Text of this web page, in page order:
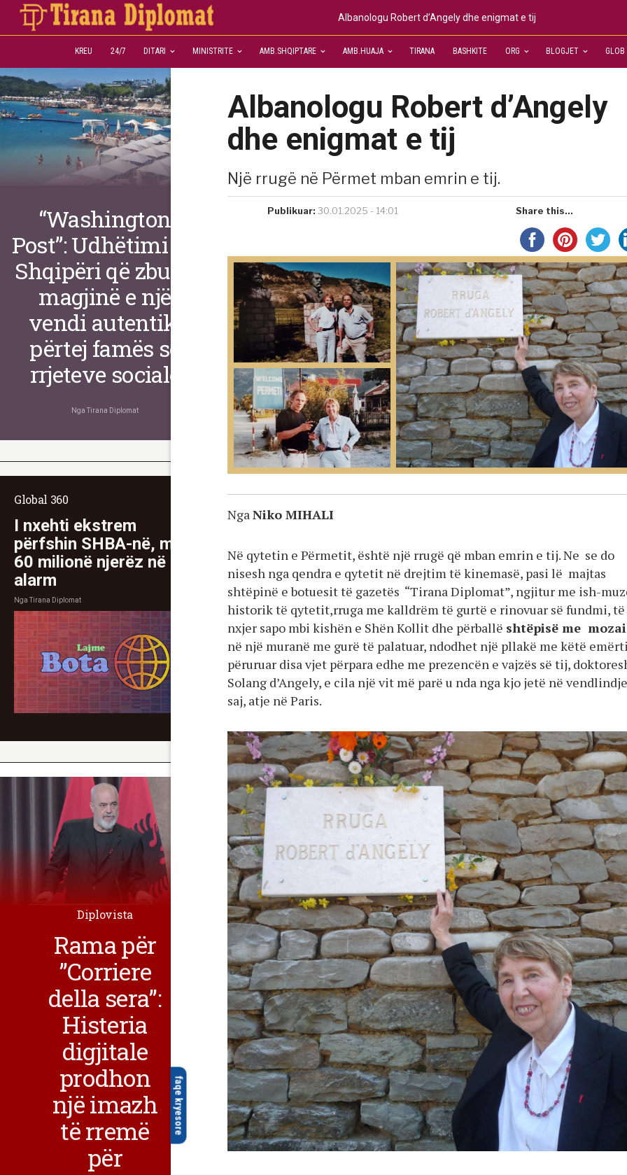
Albanologu Robert d’Angely dhe enigmat e tij
KREU 24/7 DITARI MINISTRITE AMB.SHQIPTARE AMB.HUAJA TIRANA BASHKITE ORG BLOGJET GLOB
faqe kryesore
Albanologu Robert d’Angely
dhe enigmat e tij
Një rrugë në Përmet mban emrin e tij.
Publikuar: 30.01.2025 - 14:01 Share this...
NgaNiko MIHALI
Në qytetin e Përmetit, është një rrugë që mban emrin e tij. Ne se do
nisesh nga qendra e qytetit në drejtim të kinemasë, pasi lë majtas
shtëpinë e botuesit të gazetës “Tirana Diplomat”, ngjitur me ish-
historik të qytetit,rruga me kalldrëm të gurtë e rinovuar së fundmi, të
nxjer sapo mbi kishën e Shën Kollit dhe përballë shtëpisë me
në një muranë me gurë të palatuar, ndodhet një pllakë me këtë
përuruar disa vjet përpara edhe me prezencën e vajzës së tij,
Solang d’Angely, e cila një vit më parë u nda nga kjo jetë në
saj, atje në Paris.
“Washington
Post”: Udhëtimi në
Shqipëri që zbuloi
magjinë e një
vendi autentik,
përtej famës së
rrjeteve sociale
Nga Tirana Diplomat
Global 360
I nxehti ekstrem
përfshin SHBA-në, mbi
60 milionë njerëz në
alarm
NgaTirana Diplomat
Diplovista
Rama për
”Corriere
della sera”:
Histeria
digjitale
prodhon
një imazh
të rremë
për